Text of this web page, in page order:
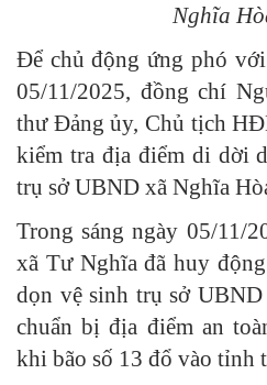
Nghĩa
Để chủ động ứng phó
05/11/2025, đồng chí
thư Đảng ủy, Chủ tịch
kiểm tra địa điểm di dời
trụ sở UBND xã Nghĩa
Trong sáng ngày 05/11/
xã Tư Nghĩa đã huy
dọn vệ sinh trụ sở
chuẩn bị địa điểm an
khi bão số 13 đổ vào tỉnh